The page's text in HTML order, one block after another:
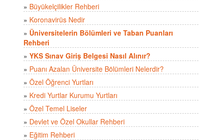
» Büyükelçilikler Rehberi
» Koronavirüs Nedir
» Üniversitelerin Bölümleri ve Taban Puanları
Rehberi
» YKS Sınav Giriş Belgesi Nasıl Alınır?
» Puanı Azalan Üniversite Bölümleri Nelerdir?
» Özel Öğrenci Yurtları
» Kredi Yurtlar Kurumu Yurtları
» Özel Temel Liseler
» Devlet ve Özel Okullar Rehberi
» Eğitim Rehberi